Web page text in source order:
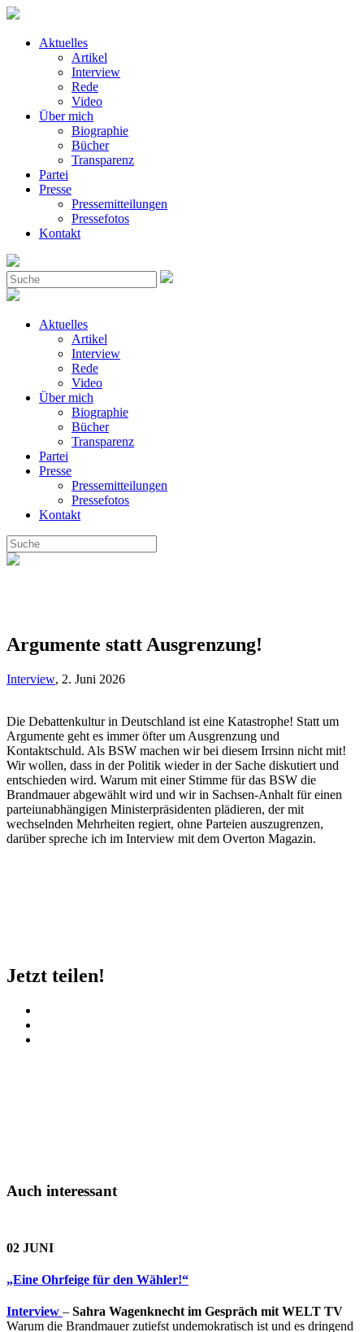
Aktuelles
Artikel
Interview
Rede
Video
Über mich
Biographie
Bücher
Transparenz
Partei
Presse
Pressemitteilungen
Pressefotos
Kontakt
Aktuelles
Artikel
Interview
Rede
Video
Über mich
Biographie
Bücher
Transparenz
Partei
Presse
Pressemitteilungen
Pressefotos
Kontakt
Argumente statt Ausgrenzung!
Interview, 2. Juni 2026
Die Debattenkultur in Deutschland ist eine Katastrophe! Statt um
Argumente geht es immer öfter um Ausgrenzung und
Kontaktschuld. Als BSW machen wir bei diesem Irrsinn nicht mit!
Wir wollen, dass in der Politik wieder in der Sache diskutiert und
entschieden wird. Warum mit einer Stimme für das BSW die
Brandmauer abgewählt wird und wir in Sachsen-Anhalt für einen
parteiunabhängigen Ministerpräsidenten plädieren, der mit
wechselnden Mehrheiten regiert, ohne Parteien auszugrenzen,
darüber spreche ich im Interview mit dem Overton Magazin.
Jetzt teilen!
Auch interessant
02 JUNI
„Eine Ohrfeige für den Wähler!“
Interview – Sahra Wagenknecht im Gespräch mit WELT TV
Warum die Brandmauer zutiefst undemokratisch ist und es dringend